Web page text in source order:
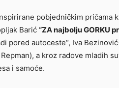
pobjedničkim pričama
Barić “ZA najbolju GORKU
pored autoceste“, Iva
a kroz radove mladih
i samoće.